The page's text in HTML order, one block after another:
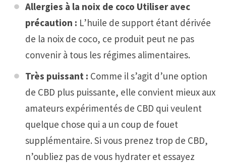
Allergies à la noix de coco Utiliser avec
précaution : L’huile de support étant dérivée
de la noix de coco, ce produit peut ne pas
convenir à tous les régimes alimentaires.
Très puissant : Comme il s’agit d’une option
de CBD plus puissante, elle convient mieux aux
amateurs expérimentés de CBD qui veulent
quelque chose qui a un coup de fouet
supplémentaire. Si vous prenez trop de CBD,
n’oubliez pas de vous hydrater et essayez